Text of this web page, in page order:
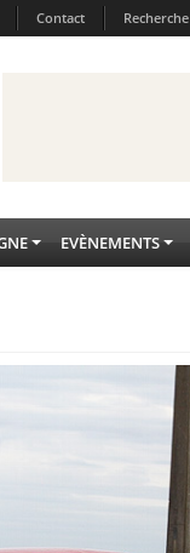
Contact Recherche
EVÈNEMENTS